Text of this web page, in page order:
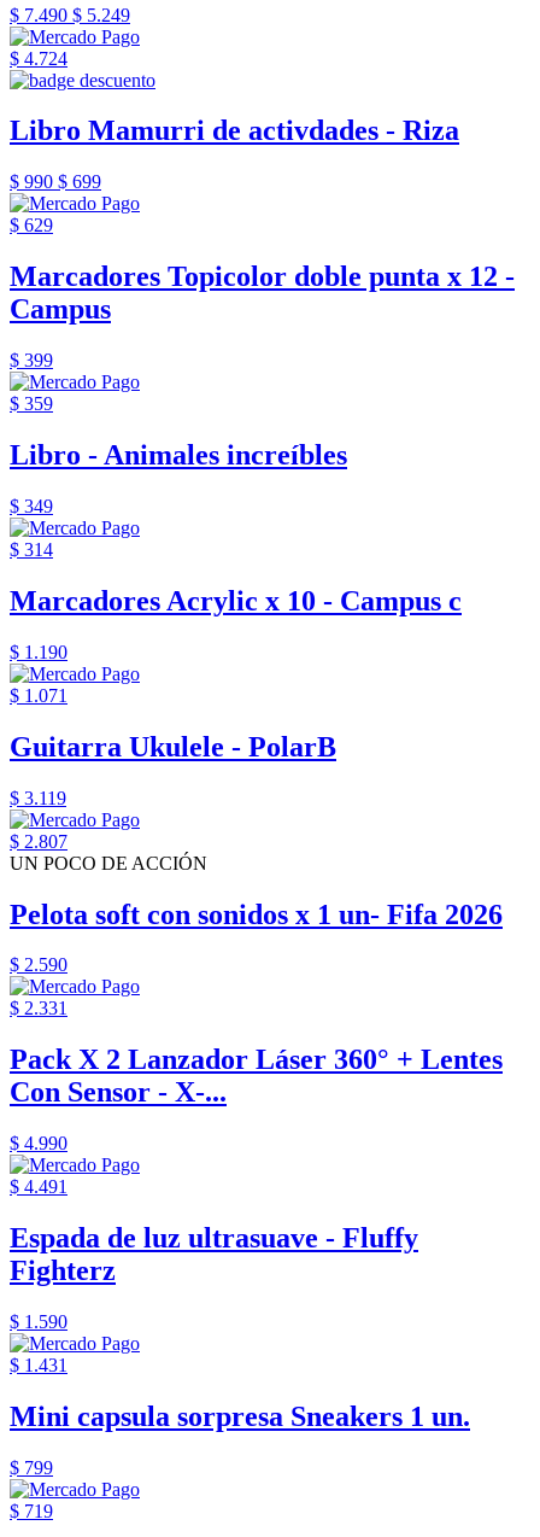
$ 7.490 $ 5.249
$ 4.724
Libro Mamurri de activdades - Riza
$ 990 $ 699
$ 629
Marcadores Topicolor doble punta x 12 -
Campus
$ 399
$ 359
Libro - Animales increíbles
$ 349
$ 314
Marcadores Acrylic x 10 - Campus c
$ 1.190
$ 1.071
Guitarra Ukulele - PolarB
$ 3.119
$ 2.807
UN POCO DE ACCIÓN
Pelota soft con sonidos x 1 un- Fifa 2026
$ 2.590
$ 2.331
Pack X 2 Lanzador Láser 360° + Lentes
Con Sensor - X-...
$ 4.990
$ 4.491
Espada de luz ultrasuave - Fluffy
Fighterz
$ 1.590
$ 1.431
Mini capsula sorpresa Sneakers 1 un.
$ 799
$ 719